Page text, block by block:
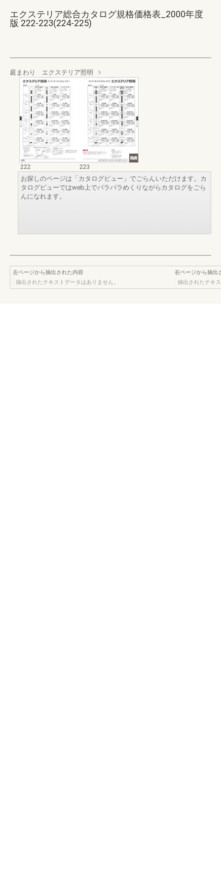
エクステリア総合カタログ規格価格表_2000年度
版 222-223(224-225)
庭まわり エクステリア照明
222
223
お探しのページは「カタログビュー」でごらんいただけます。カ
タログビューではweb上でパラパラめくりながらカタログをごら
んになれます。
左ページから抽出された内容
抽出されたテキストデータはありません。
右ページから抽出
抽出されたテキ